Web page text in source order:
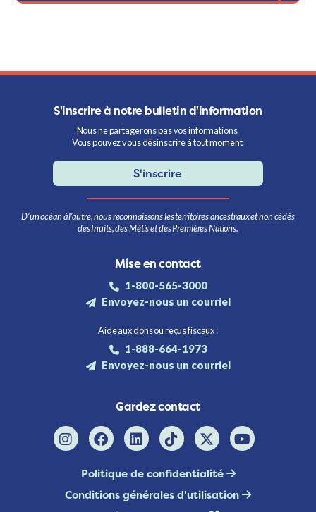
S'inscrire à notre bulletin d'information
Nous ne partagerons pas vos informations.
Vous pouvez vous désinscrire à tout moment.
S'inscrire
D’un océan à l’autre, nous reconnaissons les territoires ancestraux et non cédés
des Inuits, des Métis et des Premières Nations.
Mise en contact
1-800-565-3000
Envoyez-nous un courriel
Aide aux dons ou reçus fiscaux :
1-888-664-1973
Envoyez-nous un courriel
Gardez contact
Politique de confidentialité
Conditions générales d'utilisation